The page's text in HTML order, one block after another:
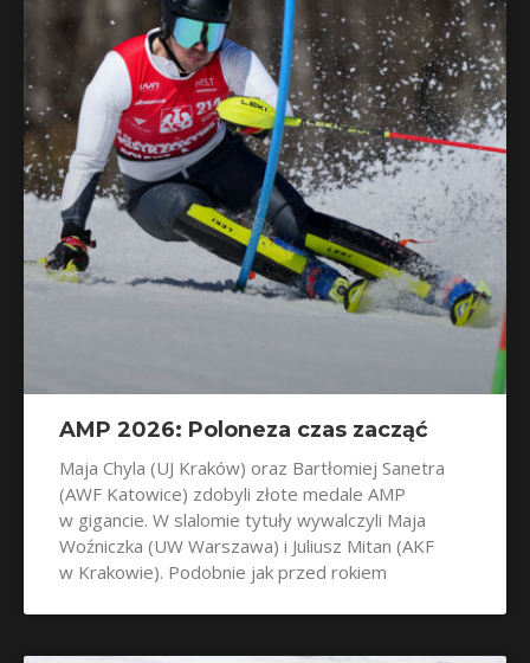
AMP 2026: Poloneza czas zacząć
Maja Chyla (UJ Kraków) oraz Bartłomiej Sanetra
(AWF Katowice) zdobyli złote medale AMP
w gigancie. W slalomie tytuły wywalczyli Maja
Woźniczka (UW Warszawa) i Juliusz Mitan (AKF
w Krakowie). Podobnie jak przed rokiem